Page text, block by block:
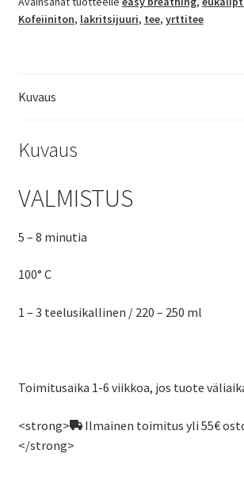
Kofeiiniton, lakritsijuuri, tee, yrttitee
Kuvaus
Kuvaus
VALMISTUS
5 – 8 minutia
100° C
1 – 3 teelusikallinen / 220 – 250 ml
Toimitusaika 1-6 viikkoa, jos tuote
<strong>
Ilmainen toimitus yli 55€
</strong>